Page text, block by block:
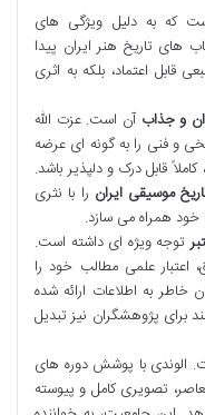
که به دلیل ویژگی های
های تاریخ هنر ایران پیدا
قابل اعتماد، بلکه به اثری
و جذاب آن است. عزت الله
و فنی را به گونه ای عرضه
قابل درک و دلپذیر باشد.
موسیقی ایران را با نثری
خود همراه می سازد.
توجه ویژه ای داشته است.
اعتبار علمی مطالب خود را
خاطر به اطلاعات ارائه شده
برای پژوهشگران نیز تبدیل
الوندی با پوشش دوره های
تصویری کامل و پیوسته